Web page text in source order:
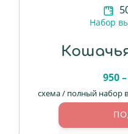
Набор
950
схема / полный набор